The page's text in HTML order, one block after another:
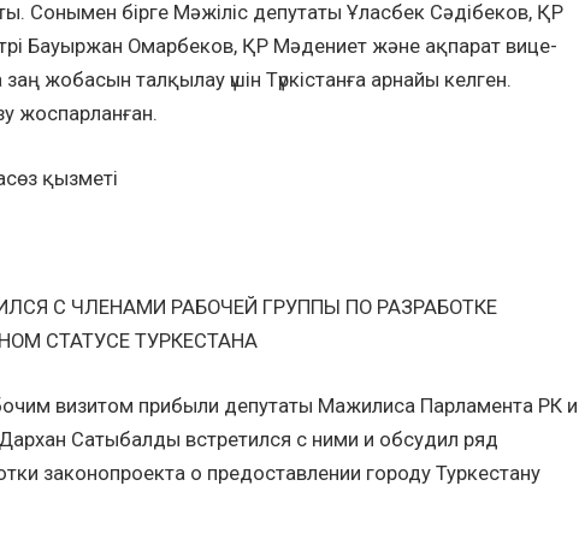
Сонымен бірге Мәжіліс депутаты Ұласбек Сәдібеков, ҚР
Бауыржан Омарбеков, ҚР Мәдениет және ақпарат вице-
жобасын талқылау үшін Түркістанға арнайы келген.
жоспарланған.
қызметі
С ЧЛЕНАМИ РАБОЧЕЙ ГРУППЫ ПО РАЗРАБОТКЕ
СТАТУСЕ ТУРКЕСТАНА
визитом прибыли депутаты Мажилиса Парламента РК и
Сатыбалды встретился с ними и обсудил ряд
законопроекта о предоставлении городу Туркестану